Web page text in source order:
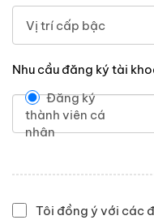
Nhu cầu đăng ký tài
Đăng ký
thành viên cá
nhân
Tôi đồng ý với các